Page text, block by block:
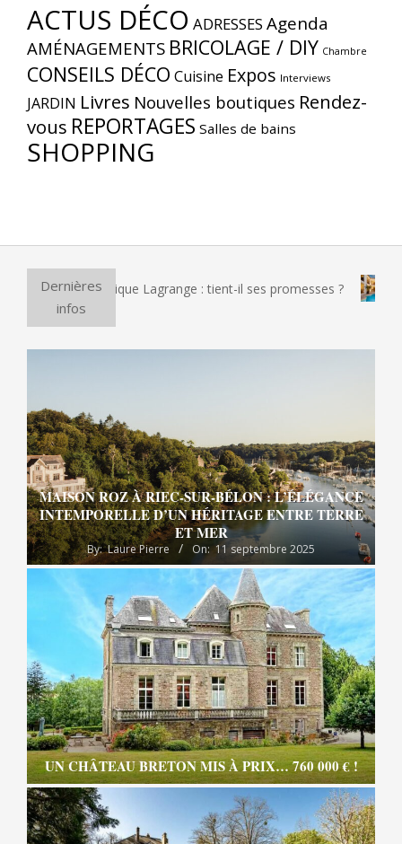
ACTUS DÉCO ADRESSES Agenda
AMÉNAGEMENTS BRICOLAGE / DIY Chambre
CONSEILS DÉCO Cuisine Expos Interviews
JARDIN Livres Nouvelles boutiques Rendez-
vous REPORTAGES Salles de bains
SHOPPING
Dernières
infos
électrique Lagrange : tient-il ses promesses ? Et si
MAISON ROZ À RIEC-SUR-BÉLON : L’ÉLÉGANCE
INTEMPORELLE D’UN HÉRITAGE ENTRE TERRE
ET MER
By: Laure Pierre On: 11 septembre 2025
UN CHÂTEAU BRETON MIS À PRIX… 760 000 € !